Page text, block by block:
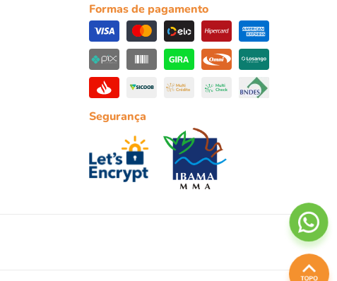
Formas de pagamento
Segurança